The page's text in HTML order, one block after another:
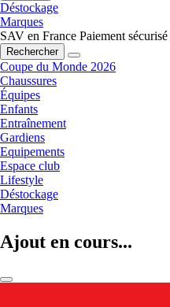
Déstockage
Marques
SAV en France Paiement sécurisé
Rechercher
Coupe du Monde 2026
Chaussures
Équipes
Enfants
Entraînement
Gardiens
Equipements
Espace club
Lifestyle
Déstockage
Marques
Ajout en cours...